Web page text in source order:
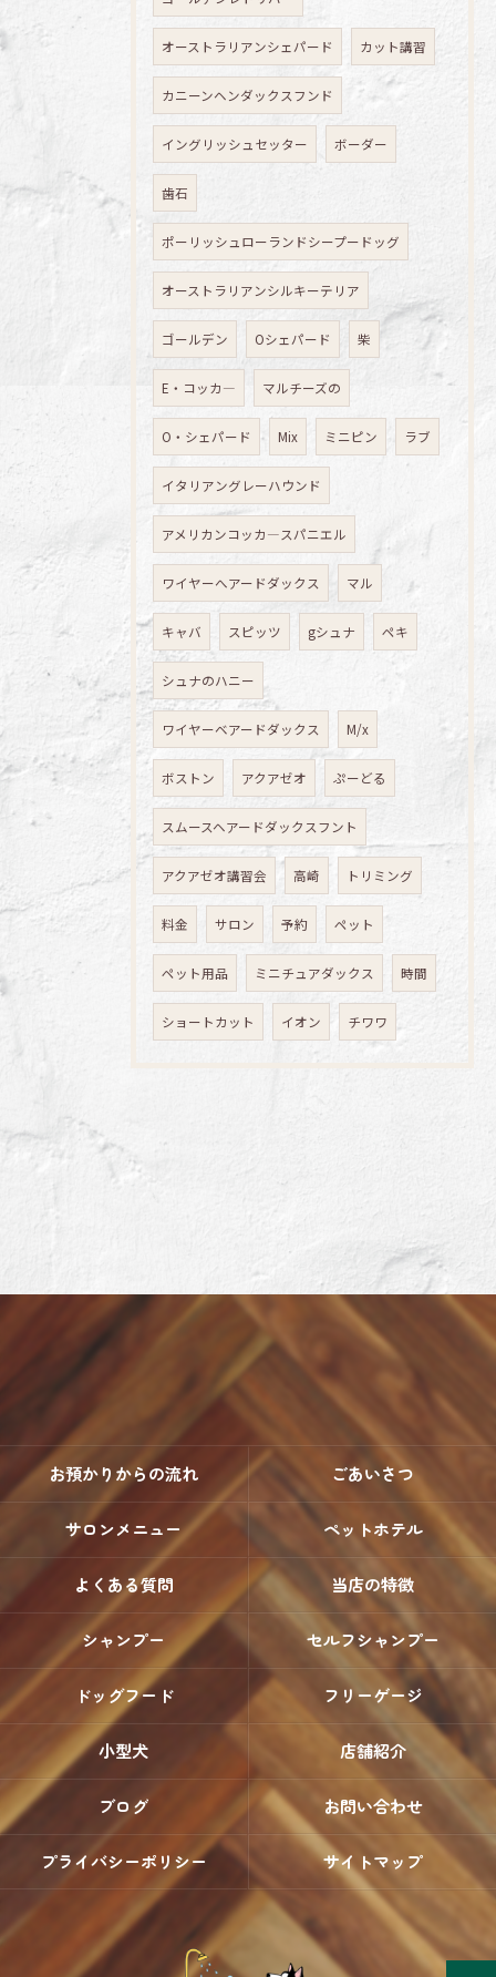
オーストラリアンシェパード カット講習
カニーンヘンダックスフンド
イングリッシュセッター ボーダー
歯石
ポーリッシュローランドシープードッグ
オーストラリアンシルキーテリア
ゴールデン Oシェパード 柴
E・コッカ― マルチーズの
O・シェパード Mix ミニピン ラブ
イタリアングレーハウンド
アメリカンコッカ―スパニエル
ワイヤーへアードダックス マル
キャバ スピッツ gシュナ ペキ
シュナのハニー
ワイヤーベアードダックス M/x
ボストン アクアゼオ ぷーどる
スムースヘアードダックスフント
アクアゼオ講習会 高崎 トリミング
料金 サロン 予約 ペット
ペット用品 ミニチュアダックス 時間
ショートカット イオン チワワ
お預かりからの流れ ごあいさつ
サロンメニュー ペットホテル
よくある質問 当店の特徴
シャンプー セルフシャンプー
ドッグフード フリーゲージ
小型犬 店舗紹介
ブログ お問い合わせ
プライバシーポリシー サイトマップ